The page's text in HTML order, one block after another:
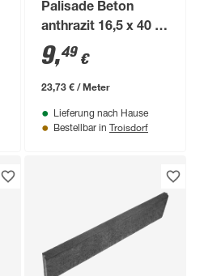
Palisade Beton
anthrazit 16,5 x 40 x
12 cm
9,49 €
23,73 € / Meter
Lieferung nach Hause
Bestellbar in Troisdorf